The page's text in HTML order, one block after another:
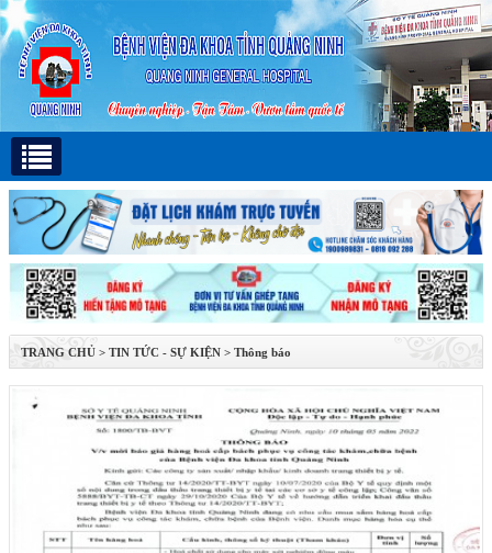
TRANG CHỦ > TIN TỨC - SỰ KIỆN > Thông báo